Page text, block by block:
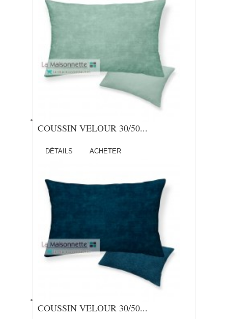
COUSSIN VELOUR 30/50...
DÉTAILS ACHETER
COUSSIN VELOUR 30/50...